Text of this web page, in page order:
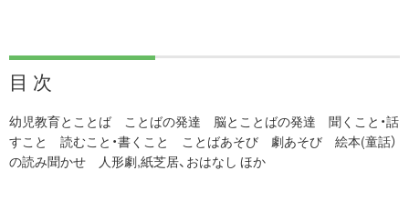
目 次
幼児教育とことば ことばの発達 脳とことばの発達 聞くこと・話
すこと 読むこと・書くこと ことばあそび 劇あそび 絵本(童話）
の読み聞かせ 人形劇,紙芝居、おはなし ほか